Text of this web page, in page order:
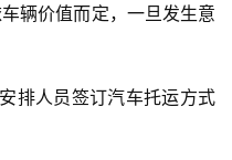
辆价值而定，一旦发生意
排人员签订汽车托运方式